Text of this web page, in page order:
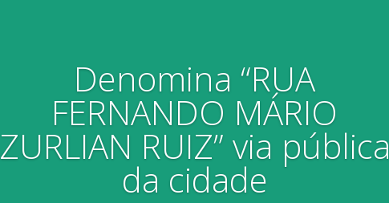
Denomina “RUA
FERNANDO MÁRIO
ZURLIAN RUIZ” via pública
da cidade